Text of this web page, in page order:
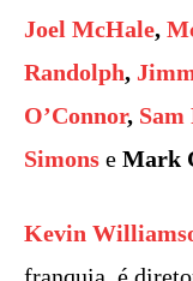
Joel McHale,
Randolph,
O’Connor, Sam
Simons e Mark
Kevin